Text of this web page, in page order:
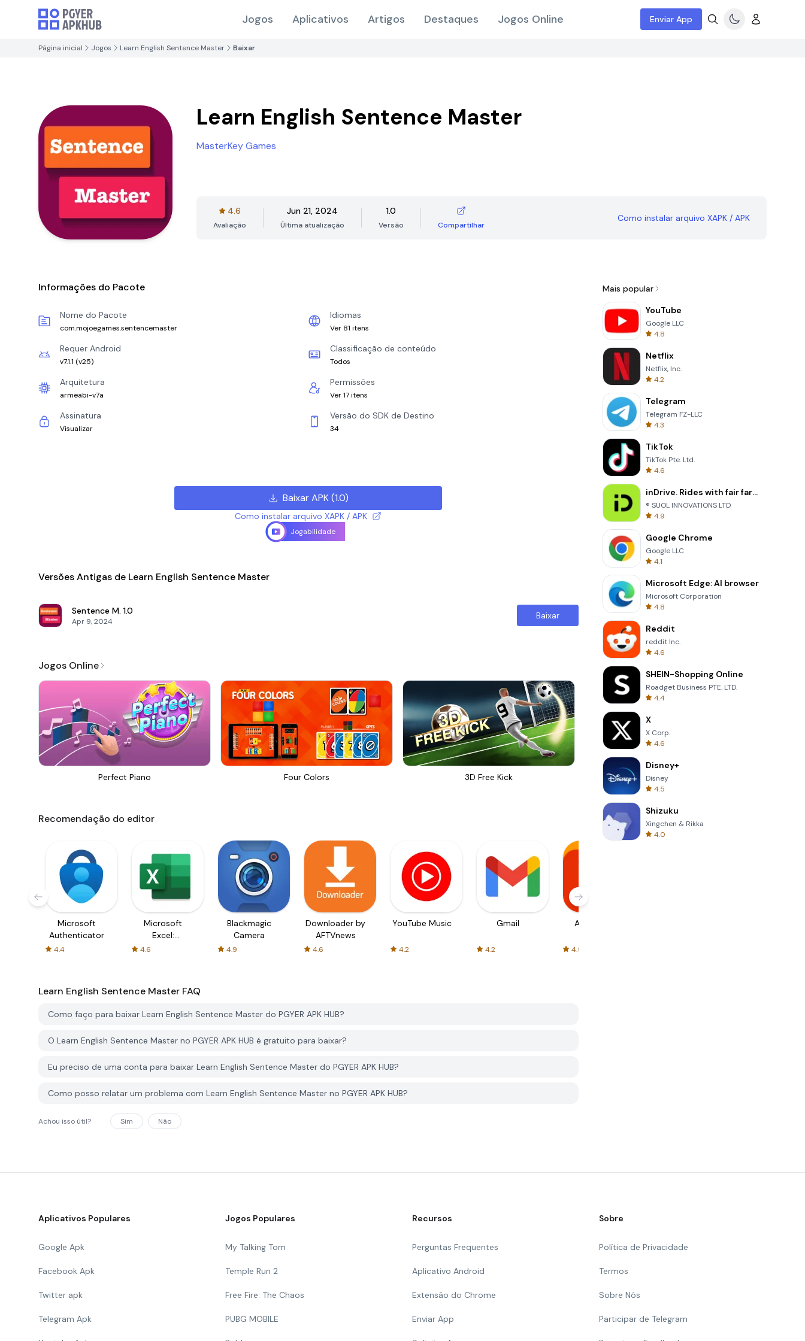
Jogos Aplicativos Artigos Destaques Jogos Online Enviar App
Página inicial Jogos Learn English Sentence Master Baixar
Learn English Sentence Master
MasterKey Games
4.6
Avaliação
Jun 21, 2024
Última atualização
1.0
Versão Compartilhar
Como instalar arquivo XAPK / APK
Informações do Pacote
Nome do Pacote
com.mojoegames.sentencemaster
Idiomas
Ver 81 itens
Requer Android
v7.1.1 (v25)
Classificação de conteúdo
Todos
Arquitetura
armeabi-v7a
Permissões
Ver 17 itens
Assinatura
Visualizar
Versão do SDK de Destino
34
Baixar APK(1.0)
Como instalar arquivo XAPK / APK
Jogabilidade
Versões Antigas de Learn English Sentence Master
Sentence M. 1.0
Apr 9, 2024
Baixar
Jogos Online
Perfect Piano Four Colors 3D Free Kick Cannon Balls 3D
Recomendação do editor
Microsoft
Authenticator
4.4
Microsoft
Excel:
Spreadsheets
4.6
Blackmagic
Camera
4.9
Downloader by
AFTVnews
4.6
YouTube Music
4.2
Gmail
4.2
AliExpress
4.5
Learn English Sentence Master FAQ
Como faço para baixar Learn English Sentence Master do PGYER APK HUB?
O Learn English Sentence Master no PGYER APK HUB é gratuito para baixar?
Eu preciso de uma conta para baixar Learn English Sentence Master do PGYER APK HUB?
Como posso relatar um problema com Learn English Sentence Master no PGYER APK HUB?
Achou isso útil? Sim Não
Mais popular
YouTube
Google LLC
4.8
Netflix
Netflix, Inc.
4.2
Telegram
Telegram FZ-LLC
4.3
TikTok
TikTok Pte. Ltd.
4.6
inDrive. Rides with fair fares
® SUOL INNOVATIONS LTD
4.9
Google Chrome
Google LLC
4.1
Microsoft Edge: AI browser
Microsoft Corporation
4.8
Reddit
reddit Inc.
4.6
SHEIN-Shopping Online
Roadget Business PTE. LTD.
4.4
X
X Corp.
4.6
Disney+
Disney
4.5
Shizuku
Xingchen & Rikka
4.0
Aplicativos Populares
Google Apk
Facebook Apk
Twitter apk
Telegram Apk
Jogos Populares
My Talking Tom
Temple Run 2
Free Fire: The Chaos
PUBG MOBILE
Recursos
Perguntas Frequentes
Aplicativo Android
Extensão do Chrome
Enviar App
Sobre
Política de Privacidade
Termos
Sobre Nós
Participar de Telegram